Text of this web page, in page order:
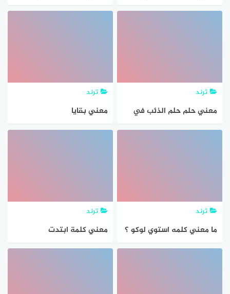
المنام بالتفصيل
حلم السحاب بالتفصيل
ترند
معني حلم حلم الذئب في
المنام بالتفصيل
ترند
معني بقايا
ترند
ما معني كلمه استوي لوكو ؟
ترند
معني كلمة ابتدت